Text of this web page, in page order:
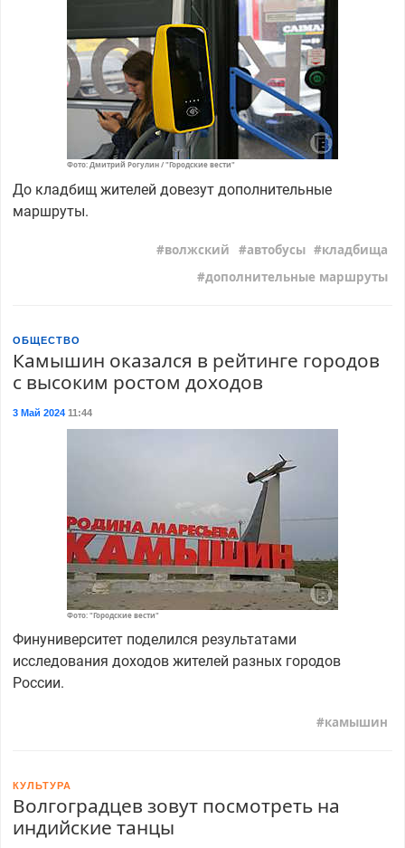
Фото: Дмитрий Рогулин / "Городские вести"
До кладбищ жителей довезут дополнительные
маршруты.
волжский автобусы
кладбища
дополнительные маршруты
ОБЩЕСТВО
Камышин оказался в рейтинге городов
с высоким ростом доходов
3 Май 202411:44
Фото: "Городские вести"
Финуниверситет поделился результатами
исследования доходов жителей разных городов
России.
камышин
КУЛЬТУРА
Волгоградцев зовут посмотреть на
индийские танцы